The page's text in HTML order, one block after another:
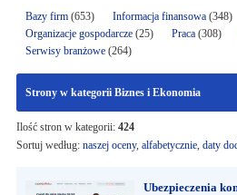
Bazy firm(653) Informacja finansowa(348)
Organizacje gospodarcze(25) Praca(308)
Serwisy branżowe(264)
Strony w kategorii Biznes i Ekonomia
Ilość stron w kategorii: 424
Sortuj według: naszej oceny, alfabetycznie, daty
Ubezpieczenia